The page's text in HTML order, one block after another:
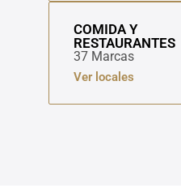
COMIDA Y
RESTAURANTES
37 Marcas
Ver locales